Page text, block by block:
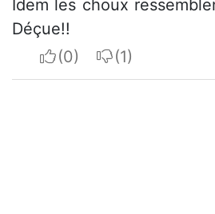
Idem les choux
Déçue!!
I apreciateI do not